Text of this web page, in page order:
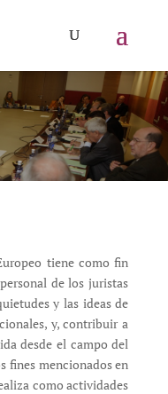
tiene como fin
de los juristas
y las ideas de
y, contribuir a
desde el campo del
fines mencionados en
como actividades